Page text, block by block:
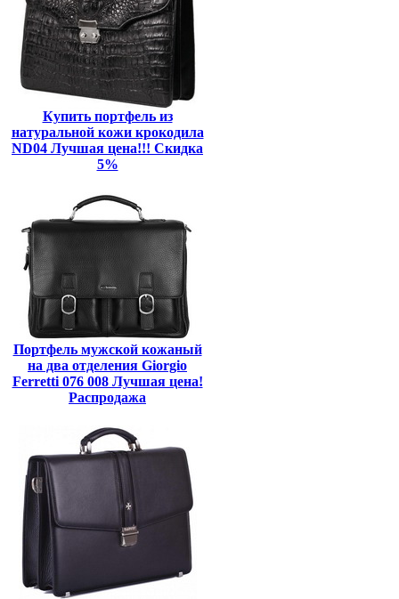
Купить портфель из
натуральной кожи крокодила
ND04 Лучшая цена!!! Скидка
5%
Портфель мужской кожаный
на два отделения Giorgio
Ferretti 076 008 Лучшая цена!
Распродажа